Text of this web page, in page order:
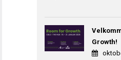
Growth!